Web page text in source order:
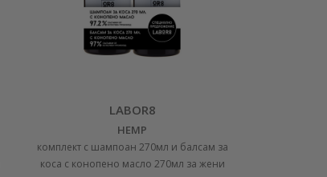
LABOR8
HEMP
комплект с шампоан 270мл и балсам за
коса с конопено масло 270мл за жени